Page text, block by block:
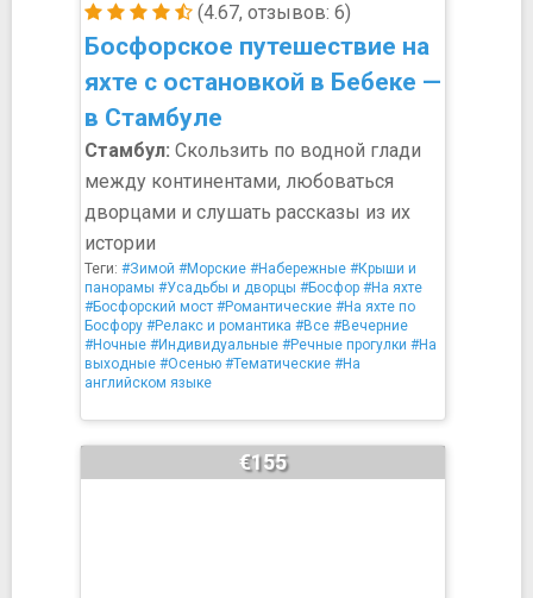
(4.67, отзывов: 6)
Босфорское путешествие на
яхте с остановкой в Бебеке —
в Стамбуле
Стамбул: Скользить по водной глади
между континентами, любоваться
дворцами и слушать рассказы из их
истории
Теги: #Зимой #Морские #Набережные #Крыши и
панорамы #Усадьбы и дворцы #Босфор #На яхте
#Босфорский мост #Романтические #На яхте по
Босфору #Релакс и романтика #Все #Вечерние
#Ночные #Индивидуальные #Речные прогулки #На
выходные #Осенью #Тематические #На
английском языке
€155